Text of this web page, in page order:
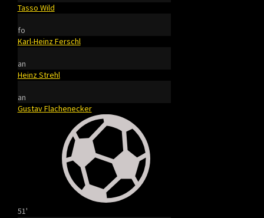
Tasso Wild
fo
Karl-Heinz Ferschl
an
Heinz Strehl
an
Gustav Flachenecker
51'